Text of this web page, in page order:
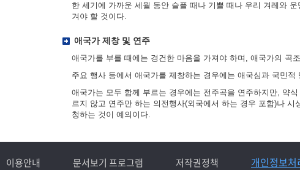
한 세기에 가까운 세월 동안 슬플 때나 기쁠 때나 우리 겨레와
겨야 할 것이다.
애국가 제창 및 연주
애국가를 부를 때에는 경건한 마음을 가져야 하며, 애국가의 곡
주요 행사 등에서 애국가를 제창하는 경우에는 애국심과 국민
애국가는 모두 함께 부르는 경우에는 전주곡을 연주하지만, 약
르지 않고 연주만 하는 의전행사(외국에서 하는 경우 포함)나
청하는 것이 예의이다.
이용안내 문서보기 프로그램 저작권정책 개인정보처